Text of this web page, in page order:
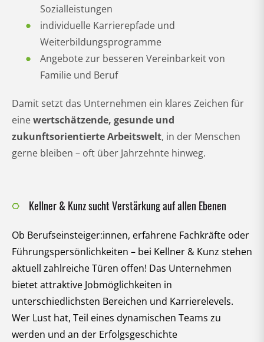
Sozialleistungen
individuelle Karrierepfade und
Weiterbildungsprogramme
Angebote zur besseren Vereinbarkeit von
Familie und Beruf
Damit setzt das Unternehmen ein klares Zeichen für
einewertschätzende, gesunde und
zukunftsorientierte Arbeitswelt, in der Menschen
gerne bleiben – oft über Jahrzehnte hinweg.
Kellner & Kunz sucht Verstärkung auf allen Ebenen
Ob Berufseinsteiger:innen, erfahrene Fachkräfte oder
Führungspersönlichkeiten – bei Kellner & Kunz stehen
aktuell zahlreiche Türen offen! Das Unternehmen
bietet attraktive Jobmöglichkeiten in
unterschiedlichsten Bereichen und Karrierelevels.
Wer Lust hat, Teil eines dynamischen Teams zu
werden und an der Erfolgsgeschichte